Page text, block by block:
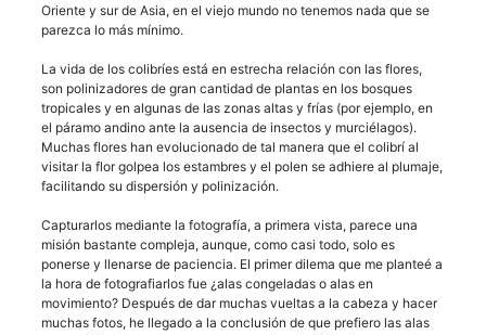
Oriente y sur de Asia, en el viejo mundo no tenemos nada que se
parezca lo más mínimo.
La vida de los colibríes está en estrecha relación con las flores,
son polinizadores de gran cantidad de plantas en los bosques
tropicales y en algunas de las zonas altas y frías (por ejemplo, en
el páramo andino ante la ausencia de insectos y murciélagos).
Muchas flores han evolucionado de tal manera que el colibrí al
visitar la flor golpea los estambres y el polen se adhiere al plumaje,
facilitando su dispersión y polinización.
Capturarlos mediante la fotografía, a primera vista, parece una
misión bastante compleja, aunque, como casi todo, solo es
ponerse y llenarse de paciencia. El primer dilema que me planteé a
la hora de fotografiarlos fue ¿alas congeladas o alas en
movimiento? Después de dar muchas vueltas a la cabeza y hacer
muchas fotos, he llegado a la conclusión de que prefiero las alas